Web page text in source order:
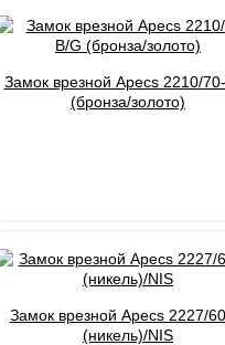
Замок врезной Apecs 2210/
(бронза/золото)
Замок врезной Apecs 2227/
(никель)/NIS